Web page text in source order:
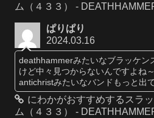
ム（４３３） -
ぱりぱり
2024.03.16
deathhammerみたいなブラッケン
けど中々見つからないんですよね
antichristみたいなバンドもっと出
にわかがおすすめするスラ
ム（４３３） -